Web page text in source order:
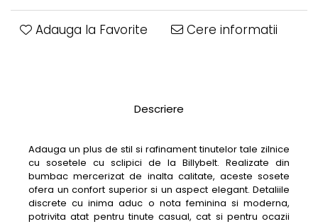
Adauga la Favorite Cere informatii
Descriere
Adauga un plus de stil si rafinament tinutelor tale zilnice
cu sosetele cu sclipici de la Billybelt. Realizate din
bumbac mercerizat de inalta calitate, aceste sosete
ofera un confort superior si un aspect elegant. Detaliile
discrete cu inima aduc o nota feminina si moderna,
potrivita atat pentru tinute casual, cat si pentru ocazii